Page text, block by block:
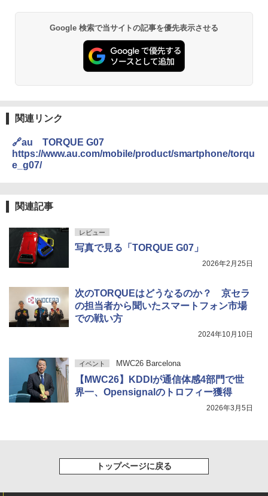
Google 検索で当サイトの記事を優先表示させる
関連リンク
🔗au TORQUE G07
https://www.au.com/mobile/product/smartphone/torqu
e_g07/
関連記事
レビュー
写真で見る「TORQUE G07」
2026年2月25日
次のTORQUEはどうなるのか？ 京セラ
の担当者から聞いたスマートフォン市場
での戦い方
2024年10月10日
イベント MWC26 Barcelona
【MWC26】KDDIが通信体感4部門で世
界一、Opensignalのトロフィー獲得
2026年3月5日
トップページに戻る